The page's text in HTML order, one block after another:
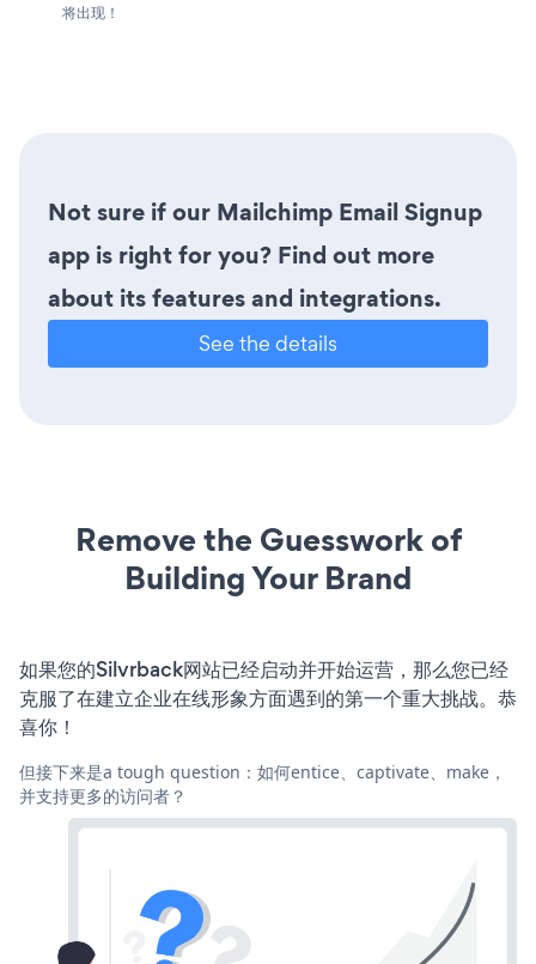
将出现！
Not sure if our Mailchimp Email Signup
app is right for you? Find out more
about its features and integrations.
See the details
Remove the Guesswork of
Building Your Brand
如果您的Silvrback网站已经启动并开始运营，那么您已经
克服了在建立企业在线形象方面遇到的第一个重大挑战。恭
喜你！
但接下来是a tough question：如何entice、captivate、make，
并支持更多的访问者？